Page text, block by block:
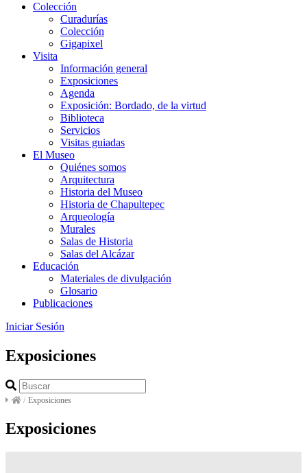
Colección
Curadurías
Colección
Gigapixel
Visita
Información general
Exposiciones
Agenda
Exposición: Bordado, de la virtud
Biblioteca
Servicios
Visitas guiadas
El Museo
Quiénes somos
Arquitectura
Historia del Museo
Historia de Chapultepec
Arqueología
Murales
Salas de Historia
Salas del Alcázar
Educación
Materiales de divulgación
Glosario
Publicaciones
Iniciar Sesión
Exposiciones
/ Exposiciones
Exposiciones